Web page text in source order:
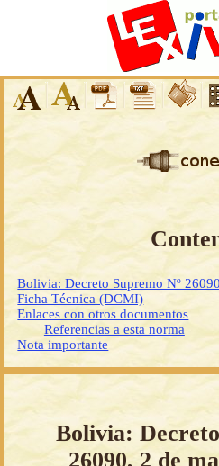
Bolivia: Decreto Supremo Nº
Ficha Técnica (DCMI)
Enlaces con otros documentos
Referencias a esta norma
Nota importante
Bolivia:
26090, 2 de